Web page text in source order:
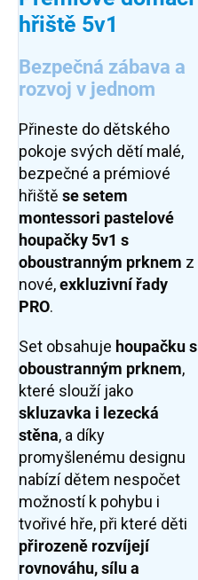
hřiště 5v1
Bezpečná zábava a
rozvoj v jednom
Přineste do dětského
pokoje svých dětí malé,
bezpečné a prémiové
hřiště se setem
montessori pastelové
houpačky 5v1 s
oboustranným prknem z
nové,exkluzivní řady
PRO.
Set obsahuje houpačku s
oboustranným prknem,
které slouží jako
skluzavka i lezecká
stěna, a díky
promyšlenému designu
nabízí dětem nespočet
možností k pohybu i
tvořivé hře, při které děti
přirozeně rozvíjejí
rovnováhu, sílu a